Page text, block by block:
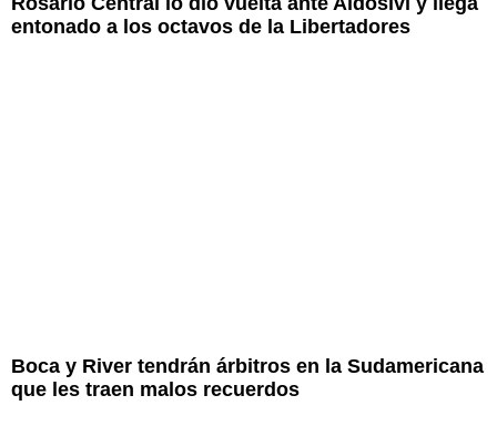
entonado a los octavos de la Libertadores
Boca y River tendrán árbitros en la Sudamericana
que les traen malos recuerdos